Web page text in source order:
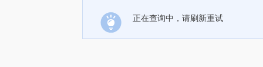
正在查询中，请刷新重试